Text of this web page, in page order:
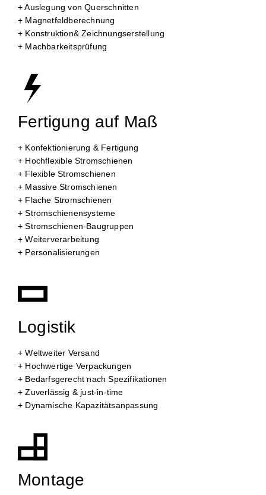
+ Auslegung von Querschnitten
+ Magnetfeldberechnung
+ Konstruktion& Zeichnungserstellung
+ Machbarkeitsprüfung
Fertigung auf Maß
+ Konfektionierung & Fertigung
+ Hochflexible Stromschienen
+ Flexible Stromschienen
+ Massive Stromschienen
+ Flache Stromschienen
+ Stromschienensysteme
+ Stromschienen-Baugruppen
+ Weiterverarbeitung
+ Personalisierungen
Logistik
+ Weltweiter Versand
+ Hochwertige Verpackungen
+ Bedarfsgerecht nach Spezifikationen
+ Zuverlässig & just-in-time
+ Dynamische Kapazitätsanpassung
Montage